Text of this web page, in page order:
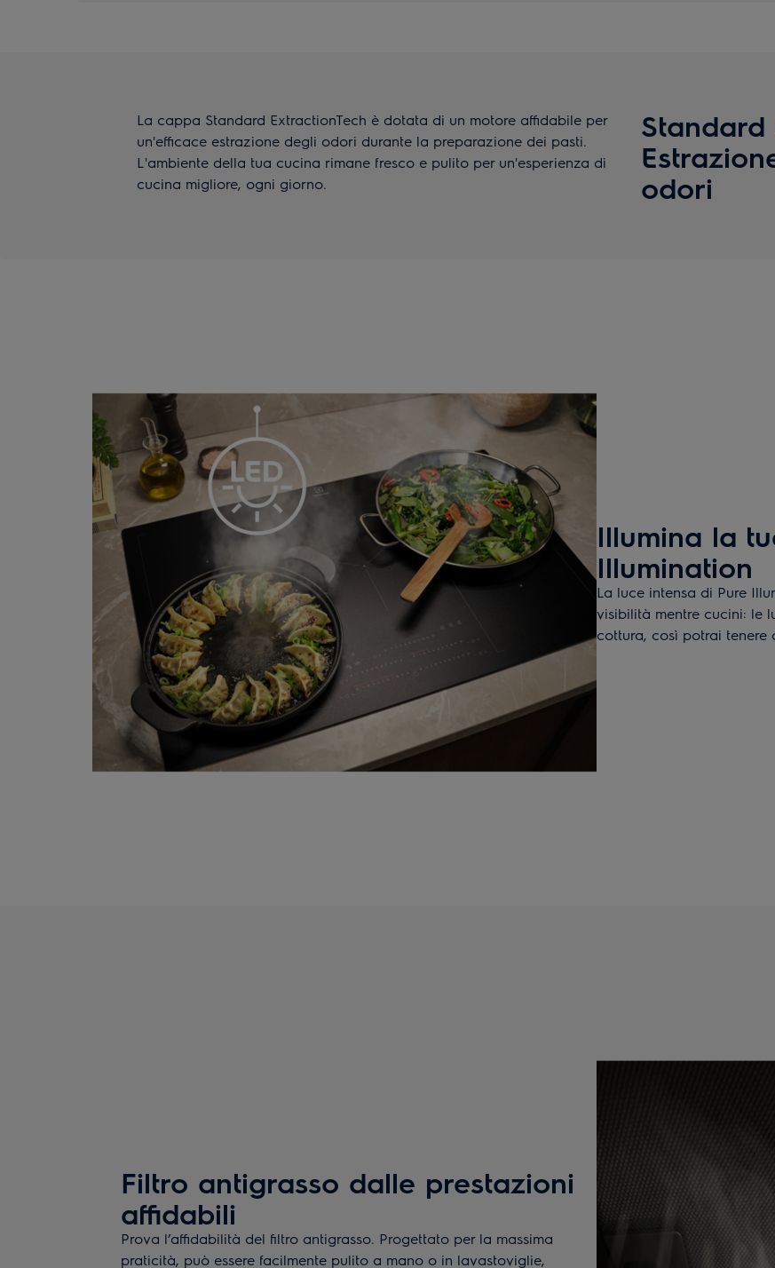
Standard
odori
La cappa Standard ExtractionTech è dotata di un motore affidabile per
un'efficace estrazione degli odori durante la preparazione dei pasti.
L'ambiente della tua cucina rimane fresco e pulito per un'esperienza di
cucina migliore, ogni giorno.
Illumina la
Illumination
La luce intensa di Pure
visibilità mentre cucini: le
cottura, così potrai
Filtro antigrasso dalle prestazioni
affidabili
Prova l’affidabilità del filtro antigrasso. Progettato per la massima
praticità, può essere facilmente pulito a mano o in lavastoviglie,